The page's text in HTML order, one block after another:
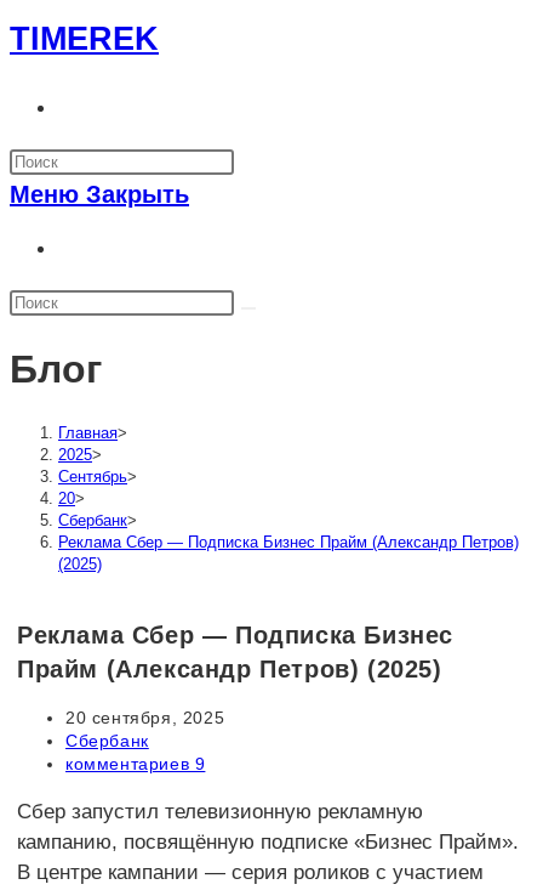
Перейти
к
TIMEREK
по
веб-
Меню Закрыть
по
сайту
Блог
Главная>
2025>
Сентябрь>
20>
Сбербанк>
Реклама Сбер — Подписка Бизнес Прайм (Александр Петров)
(2025)
Реклама Сбер — Подписка Бизнес
Прайм (Александр Петров) (2025)
Запись
опубликована:
20 сентября, 2025
Рубрика
записи:
Сбербанк
Комментарии
записи:
комментариев 9
Сбер запустил телевизионную рекламную
кампанию, посвящённую подписке «Бизнес Прайм».
В центре кампании — серия роликов с участием